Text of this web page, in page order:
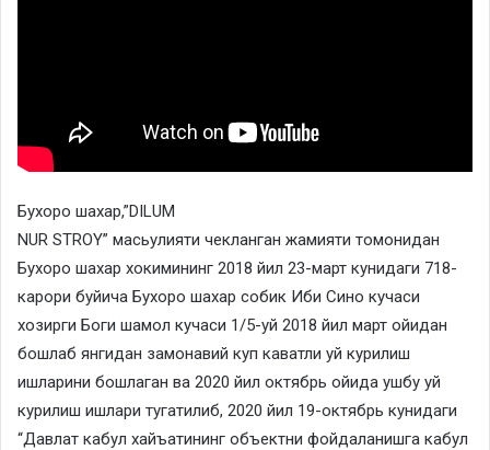
Бухоро шахар,”DILUM
NUR STROY” масьулияти чекланган жамияти томонидан
Бухоро шахар хокимининг 2018 йил 23-март кунидаги 718-
карори буйича Бухоро шахар собик Иби Сино кучаси
хозирги Боги шамол кучаси 1/5-уй 2018 йил март ойидан
бошлаб янгидан замонавий куп каватли уй курилиш
ишларини бошлаган ва 2020 йил октябрь ойида ушбу уй
курилиш ишлари тугатилиб, 2020 йил 19-октябрь кунидаги
“Давлат кабул хайъатининг объектни фойдаланишга кабул